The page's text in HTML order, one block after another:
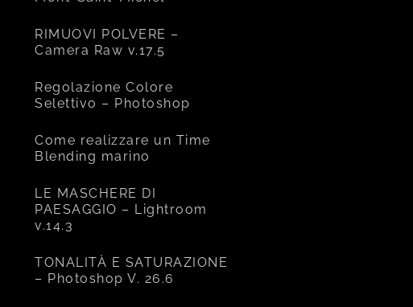
RIMUOVI POLVERE –
Camera Raw v.17.5
Regolazione Colore
Selettivo – Photoshop
Come realizzare un Time
Blending marino
LE MASCHERE DI
PAESAGGIO – Lightroom
v.14.3
TONALITÀ E SATURAZIONE
– Photoshop V. 26.6